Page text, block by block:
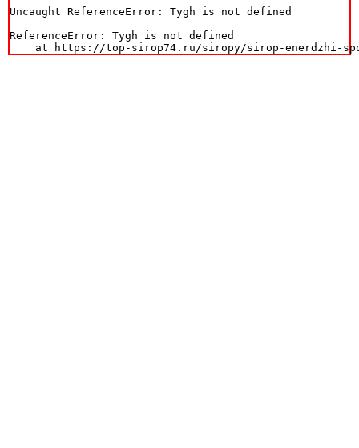
Uncaught ReferenceError: Tygh is not defined
ReferenceError: Tygh is not defined
at https://top-sirop74.ru/siropy/sirop-enerdzhi-